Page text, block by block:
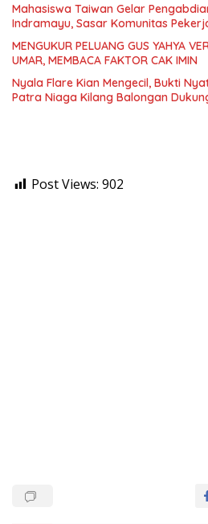
Mahasiswa Taiwan Gelar
Indramayu, Sasar Komunitas
MENGUKUR PELUANG GUS YAHYA
UMAR, MEMBACA FAKTOR CAK IMIN
Nyala Flare Kian Mengecil, Bukti
Patra Niaga Kilang Balongan
Post Views: 902